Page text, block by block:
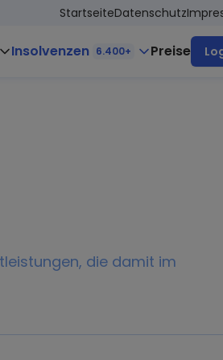
StartseiteDatenschutz
Insolvenzen 6.400+ Preise
die damit im